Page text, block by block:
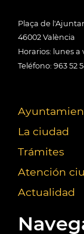
Plaça de
46002 València
Horarios: lunes a
Teléfono: 963 52
La ciudad
Trámites
Atención
Actualidad